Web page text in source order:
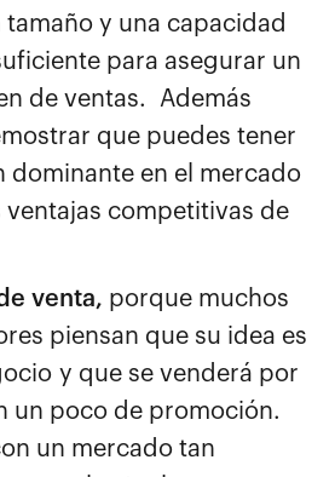
tamaño y una capacidad
para asegurar un
de ventas. Además
que puedes tener
dominante en el mercado
ventajas competitivas de
venta, porque muchos
piensan que su idea es
y que se venderá por
un poco de promoción.
un mercado tan